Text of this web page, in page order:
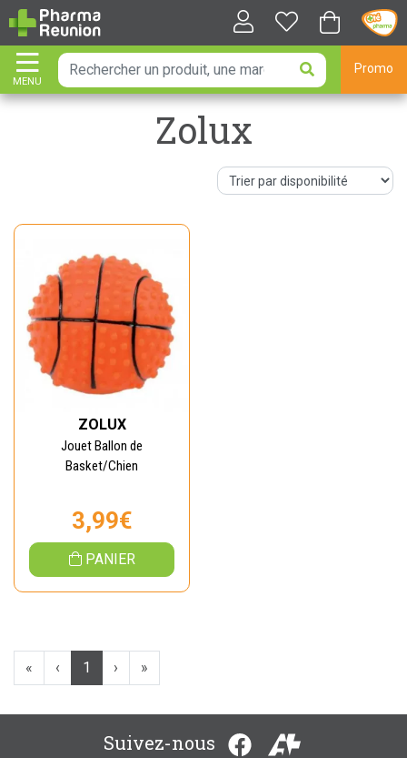
MENU
AFFICHER LA NAVIGATION
Promo
Zolux
ZOLUX
Jouet Ballon de
Basket/Chien
3,99€
PANIER
« ‹ 1 › »
Suivez-nous